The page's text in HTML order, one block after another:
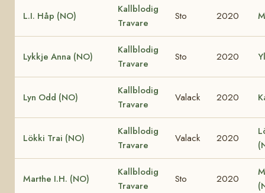
L.I. Håp (NO)
Kallblodig
Travare
Sto 2020
Lykkje Anna (NO)
Kallblodig
Travare
Sto 2020
Lyn Odd (NO)
Kallblodig
Travare
Valack 2020
Lökki Trai (NO)
Kallblodig
Travare
Valack 2020
Marthe I.H. (NO)
Kallblodig
Travare
Sto 2020